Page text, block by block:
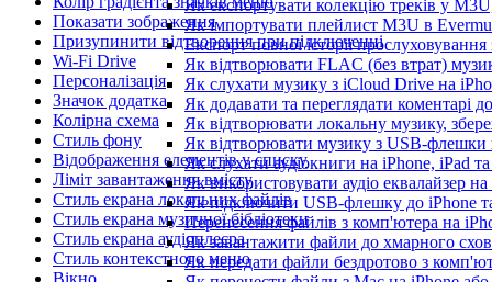
Як експортувати колекцію треків у
Як імпортувати плейлист M3U в
Експорт повної історії
Як відтворювати FLAC (без втрат)
Як слухати музику з iCloud Drive на
Як додавати та переглядати коментарі
Як відтворювати локальну музику,
Як відтворювати музику з USB-флешки
Як слухати аудіокниги на iPhone, iPad
Як використовувати аудіо еквалайзер
Як підключити USB-флешку до iPhone
Перенесення файлів з комп'ютера на
Як завантажити файли до хмарного
Як передати файли бездротово з
Показати зображення
Призупинити відтворення при підключенні
Wi-Fi Drive
Персоналізація
Значок додатка
Колірна схема
Стиль фону
Відображення елементів у списку
Ліміт завантаження вмісту
Стиль екрана локальних файлів
Стиль екрана музичної бібліотеки
Стиль екрана аудіоплеєра
Стиль контекстного меню
Вікно